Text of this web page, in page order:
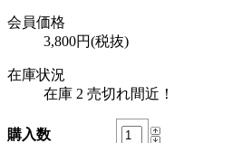
会員価格
3,800円(税抜)
在庫状況
在庫 2 売切れ間近！
購入数